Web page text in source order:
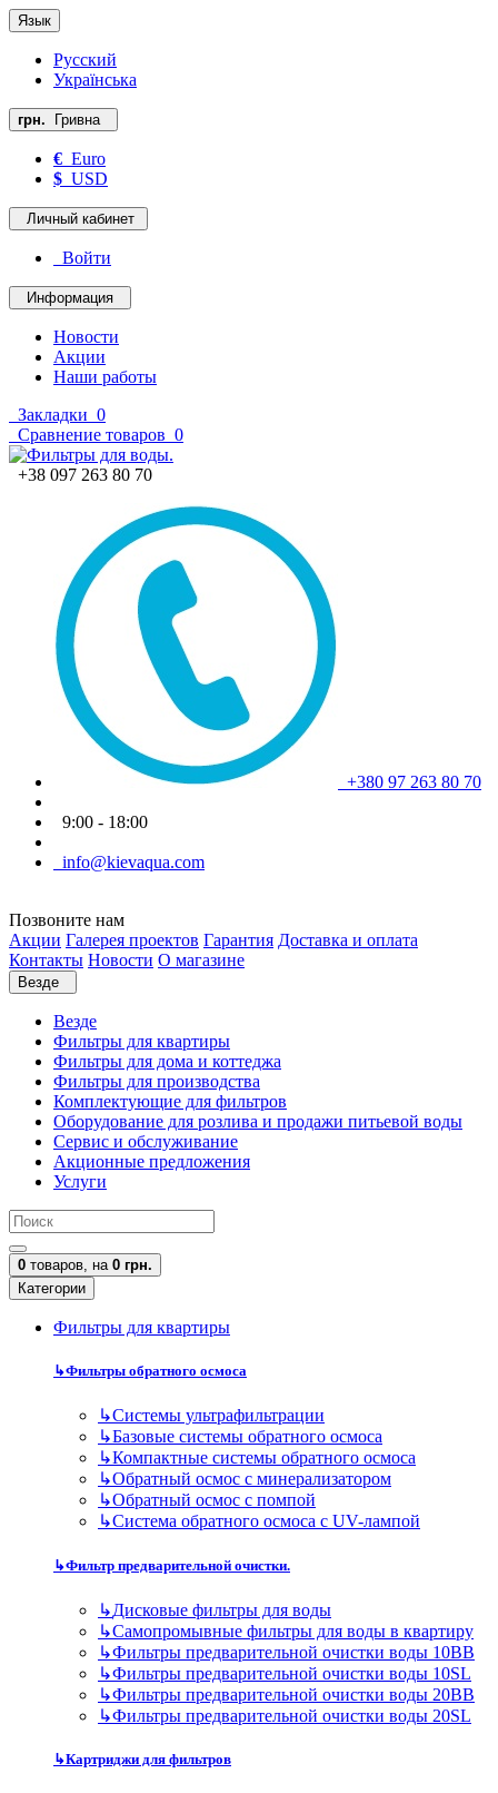
Язык
Русский
Українська
грн. Гривна
€ Euro
$ USD
Личный кабинет
Войти
Информация
Новости
Акции
Наши работы
Закладки 0
Сравнение товаров 0
+38 097 263 80 70
+380 97 263 80 70
9:00 - 18:00
info@kievaqua.com
Позвоните нам
Акции Галерея проектов Гарантия Доставка и оплата
Контакты Новости О магазине
Везде
Везде
Фильтры для квартиры
Фильтры для дома и коттеджа
Фильтры для производства
Комплектующие для фильтров
Оборудование для розлива и продажи питьевой воды
Сервис и обслуживание
Акционные предложения
Услуги
0 товаров, на 0 грн.
Категории
Фильтры для квартиры
↳Фильтры обратного осмоса
↳Cистемы ультрафильтрации
↳Базовые системы обратного осмоса
↳Компактные системы обратного осмоса
↳Обратный осмос с минерализатором
↳Обратный осмос с помпой
↳Система обратного осмоса с UV-лампой
↳Фильтр предварительной очистки.
↳Дисковые фильтры для воды
↳Самопромывные фильтры для воды в квартиру
↳Фильтры предварительной очистки воды 10BB
↳Фильтры предварительной очистки воды 10SL
↳Фильтры предварительной очистки воды 20BB
↳Фильтры предварительной очистки воды 20SL
↳Картриджи для фильтров